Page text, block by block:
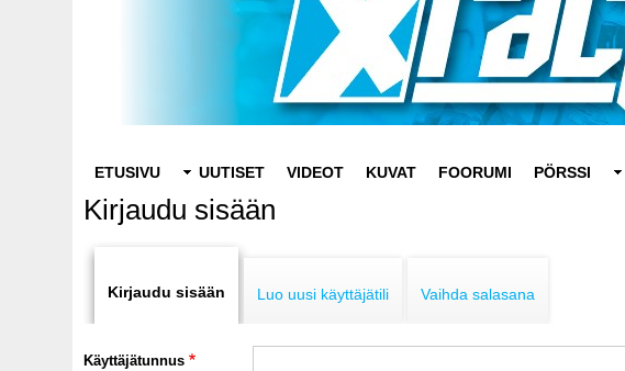
navigation
ETUSIVU UUTISET VIDEOT KUVAT FOORUMI PÖRSSI
Kirjaudu sisään
tabs
Kirjaudu sisään Luo uusi käyttäjätili Vaihda salasana
Käyttäjätunnus